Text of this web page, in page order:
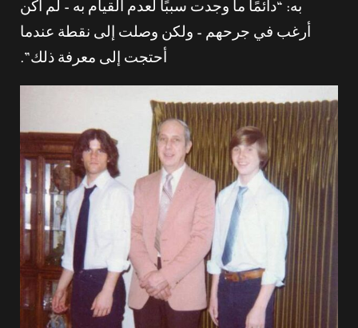
به: “دائمًا ما وجدت سببًا لعدم القيام به – لم أكن
أرغب في جرحهم – ولكن وصلت إلى نقطة عندما
أحتجت إلى معرفة ذلك”.